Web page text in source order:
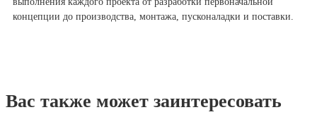
концепции до производства, монтажа, пусконаладки и поставки.
Вас также может заинтересовать